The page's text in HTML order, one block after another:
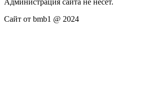
Сайт от bmb1 @ 2024